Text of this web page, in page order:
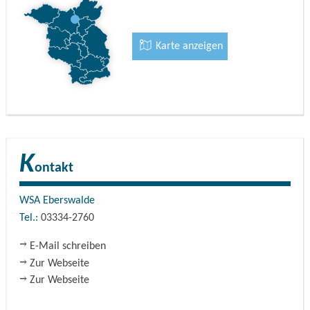
An folgenden Feiertagen findet kein Betrieb der Schleuse
statt: Neujahrstag, Heilige Drei Könige, Heiligabend, 1. und
2. Weihnachtsfeiertag. Silvester.
Karte anzeigen
Kontakt
WSA Eberswalde
Tel.: 03334-2760
E-Mail schreiben
Zur Webseite
Zur Webseite